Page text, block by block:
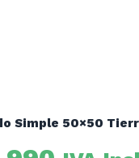
Simple 50×50